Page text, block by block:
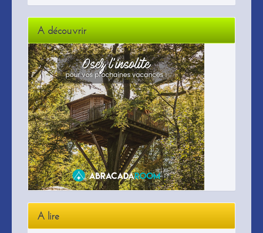
A découvrir
A lire